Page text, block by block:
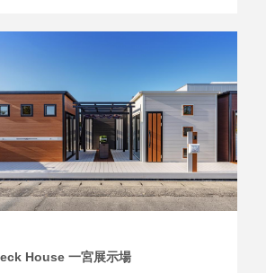
House 一宮展示場